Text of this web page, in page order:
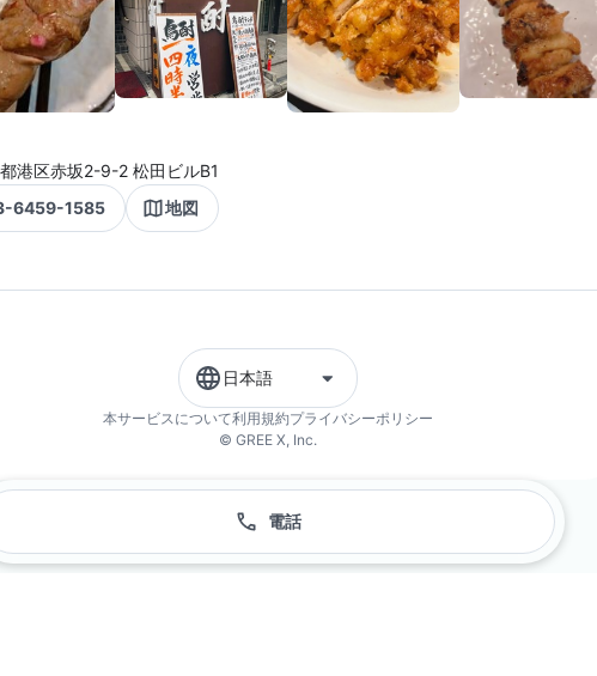
港区赤坂2-9-2 松田ビルB1
6459-1585
地図
日本語
本サービスについて利用規約プライバシーポリシー
© GREE X, Inc.
電話